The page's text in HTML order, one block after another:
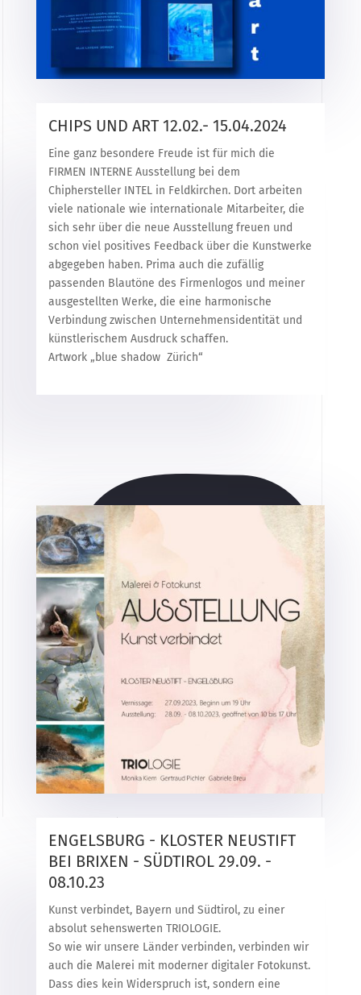
CHIPS UND ART 12.02.- 15.04.2024
Eine ganz besondere Freude ist für mich die
FIRMEN INTERNE Ausstellung bei dem
Chiphersteller INTEL in Feldkirchen. Dort arbeiten
viele nationale wie internationale Mitarbeiter, die
sich sehr über die neue Ausstellung freuen und
schon viel positives Feedback über die Kunstwerke
abgegeben haben. Prima auch die zufällig
passenden Blautöne des Firmenlogos und meiner
ausgestellten Werke, die eine harmonische
Verbindung zwischen Unternehmensidentität und
künstlerischem Ausdruck schaffen.
Artwork „blue shadow Zürich“
ENGELSBURG - KLOSTER NEUSTIFT
BEI BRIXEN - SÜDTIROL 29.09. -
08.10.23
Kunst verbindet, Bayern und Südtirol, zu einer
absolut sehenswerten TRIOLOGIE.
So wie wir unsere Länder verbinden, verbinden wir
auch die Malerei mit moderner digitaler Fotokunst.
Dass dies kein Widerspruch ist, sondern eine